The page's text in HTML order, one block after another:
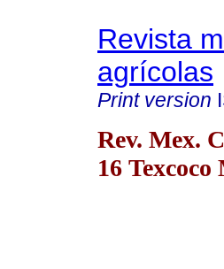
Revista
agrícolas
Print version
Rev. Mex.
16